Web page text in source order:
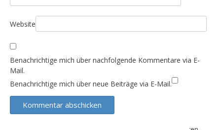
Website
Benachrichtige mich über nachfolgende Kommentare via E-
Mail.
Benachrichtige mich über neue Beiträge via E-Mail.